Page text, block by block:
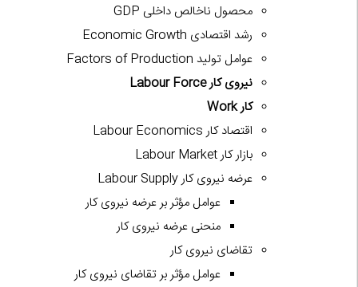
محصول ناخالص داخلی GDP
رشد اقتصادی Economic Growth
عوامل تولید Factors of Production
نیروی کار Labour Force
کار Work
اقتصاد کار Labour Economics
بازار کار Labour Market
عرضه نیروی کار Labour Supply
عوامل مؤثر بر عرضه نیروی کار
منحنی عرضه نیروی کار
تقاضای نیروی کار
عوامل مؤثر بر تقاضای نیروی کار